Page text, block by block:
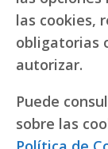
las cookies,
obligatorias
autorizar.
Puede
sobre las